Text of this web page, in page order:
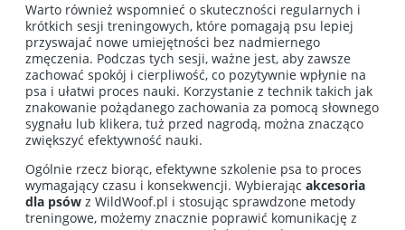
Warto również wspomnieć o skuteczności regularnych i
krótkich sesji treningowych, które pomagają psu lepiej
przyswajać nowe umiejętności bez nadmiernego
zmęczenia. Podczas tych sesji, ważne jest, aby zawsze
zachować spokój i cierpliwość, co pozytywnie wpłynie na
psa i ułatwi proces nauki. Korzystanie z technik takich jak
znakowanie pożądanego zachowania za pomocą słownego
sygnału lub klikera, tuż przed nagrodą, można znacząco
zwiększyć efektywność nauki.
Ogólnie rzecz biorąc, efektywne szkolenie psa to proces
wymagający czasu i konsekwencji. Wybierając akcesoria
dla psów z WildWoof.pl i stosując sprawdzone metody
treningowe, możemy znacznie poprawić komunikację z